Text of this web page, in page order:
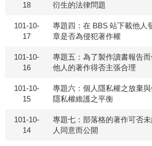
18
衍生的法律問題
101-10-
17
專題四：在 BBS 站下載他人
章是否為侵犯著作權
101-10-
16
專題五：為了製作讀書報告
他人的著作得否主張合理
101-10-
15
專題六：個人隱私權之放棄與
隱私權維護之平衡
101-10-
14
專題七：部落格的著作可否
人同意而公開